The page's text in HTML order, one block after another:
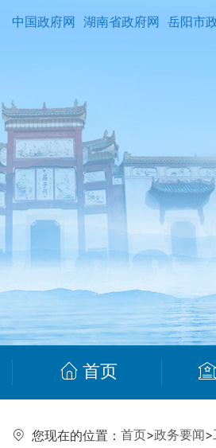
中国政府网 湖南省政府网 岳阳市
首页
您现在的位置： 首页>政务要闻>